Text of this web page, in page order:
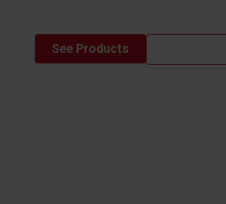
See Products